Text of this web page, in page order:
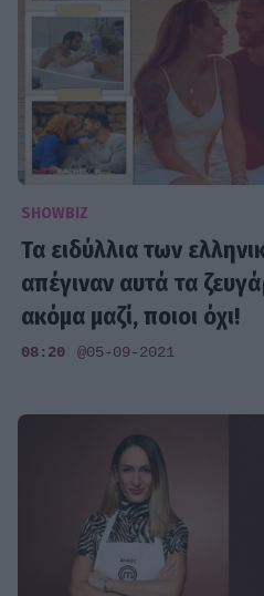
SHOWBIZ
Τα ειδύλλια των
απέγιναν αυτά τα
ακόμα μαζί, ποιοι όχι!
08:20 @05-09-2021